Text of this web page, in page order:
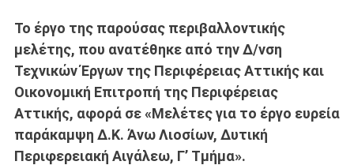
Το έργο της παρούσας περιβαλλοντικής
μελέτης, που ανατέθηκε από την Δ/νση
Τεχνικών Έργων της Περιφέρειας Αττικής και
Οικονομική Επιτροπή της Περιφέρειας
Αττικής, αφορά σε «Μελέτες για το έργο ευρεία
παράκαμψη Δ.Κ. Άνω Λιοσίων, Δυτική
Περιφερειακή Αιγάλεω, Γ’ Τμήμα».